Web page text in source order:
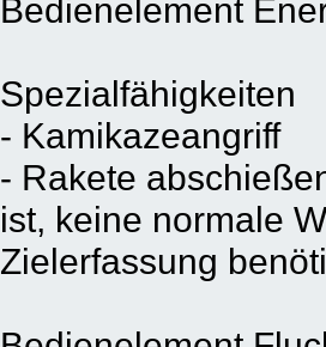
Bedienelement
Spezialfähigkeiten
- Kamikazeangriff
- Rakete
ist, keine normale
Zielerfassung